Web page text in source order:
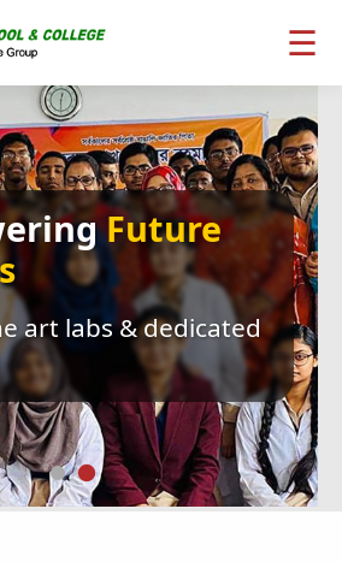
☰
toOur
in Education since